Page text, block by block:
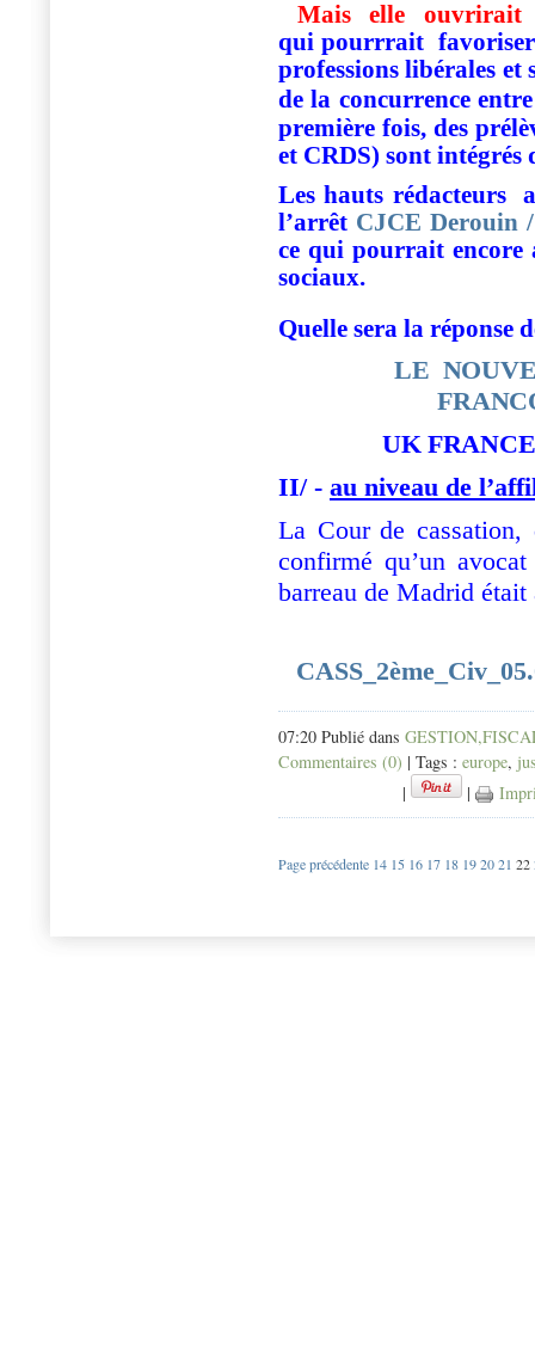
Mais elle
qui pourrrait favoriser
professions libérales
de la concurrence
première fois, des
et CRDS) sont
Les hauts rédacteurs
l’arrêt CJCE Derouin
ce qui pourrait encore
sociaux.
Quelle sera la réponse
LE
UK
II/ - au niveau de
La Cour de
confirmé qu’un
barreau de Madrid
07:20 Publié dans
Commentaires (0) | Tags : europe,
|
|
Page précédente 14 15 16 17 18 192021 22